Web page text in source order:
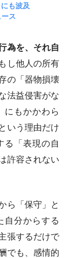
も波及
ス
為を、それ自
し他人の所有
の「器物損壊
法益侵害がな
にもかかわら
いう理由だけ
る「表現の自
許容されない
ら「保守」と
自分からする
張するだけで
でも、感情的